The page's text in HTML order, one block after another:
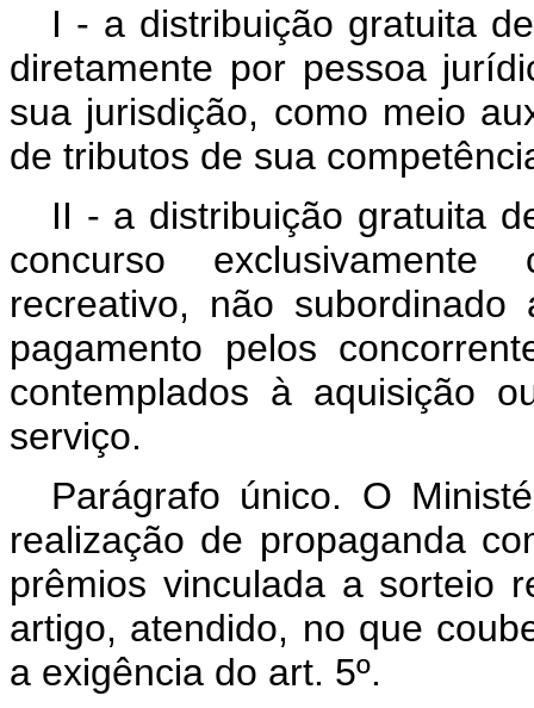
I - a distribuição gratuita
diretamente por pessoa
sua jurisdição, como meio
de tributos de sua
II - a distribuição gratuita
concurso
recreativo, não
pagamento pelos
contemplados à aquisição
serviço.
Parágrafo único. O
realização de propaganda
prêmios vinculada a sorteio
artigo, atendido, no que
a exigência do art. 5º.